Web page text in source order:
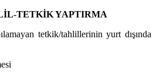
TETKİK YAPTIRMA
tetkik/tahlillerinin yurt dışında